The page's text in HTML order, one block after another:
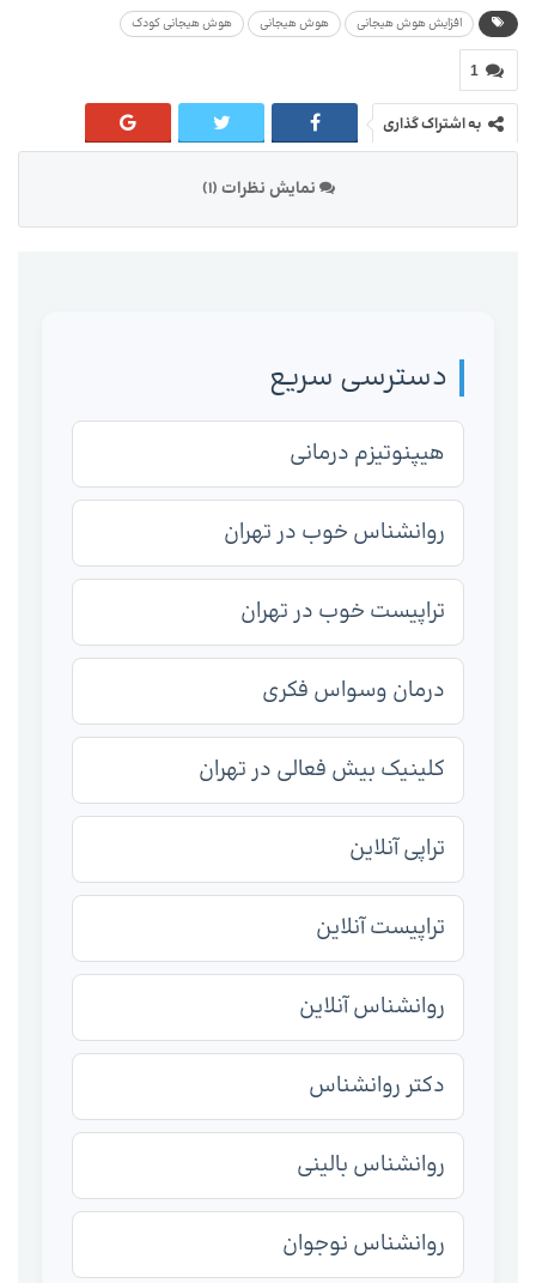
افزایش هوش هیجانی هوش هیجانی هوش هیجانی کودک
1
به اشتراک گذاری
نمایش نظرات (1)
دسترسی سریع
هیپنوتیزم درمانی
روانشناس خوب در تهران
تراپیست خوب در تهران
درمان وسواس فکری
کلینیک بیش فعالی در تهران
تراپی آنلاین
تراپیست آنلاین
روانشناس آنلاین
دکتر روانشناس
روانشناس بالینی
روانشناس نوجوان